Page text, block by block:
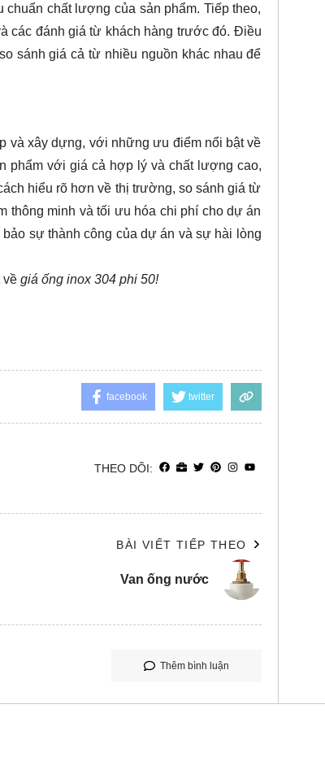
chất lượng của sản phẩm. Tiếp theo,
các đánh giá từ khách hàng trước đó. Điều
sánh giá cả từ nhiều nguồn khác nhau để
và xây dựng, với những ưu điểm nổi bật về
phẩm với giá cả hợp lý và chất lượng cao,
hiểu rõ hơn về thị trường, so sánh giá từ
thông minh và tối ưu hóa chi phí cho dự án
sự thành công của dự án và sự hài lòng
về giá ống inox 304 phi 50!
facebook twitter
THEO DÕI:
BÀI VIẾT TIẾP THEO
Van ống nước
Thêm bình luận